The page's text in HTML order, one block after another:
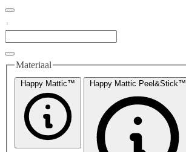
Materiaal
Happy Mattic™ Happy Mattic Peel&Stick™